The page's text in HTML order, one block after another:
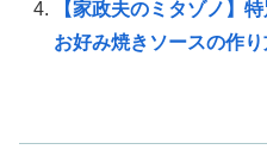
【家政夫のミタゾノ】
お好み焼きソースの作